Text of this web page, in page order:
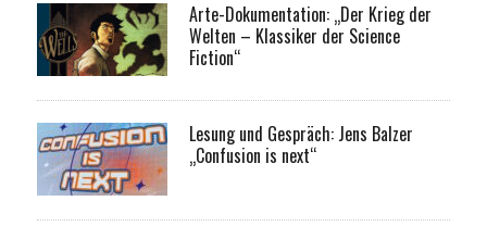
Arte-Dokumentation: „Der Krieg der
Welten – Klassiker der Science
Fiction“
Lesung und Gespräch: Jens Balzer
„Confusion is next“